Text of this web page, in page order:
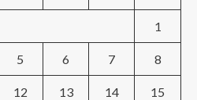
1
5 6 7 8
12 13 14 15